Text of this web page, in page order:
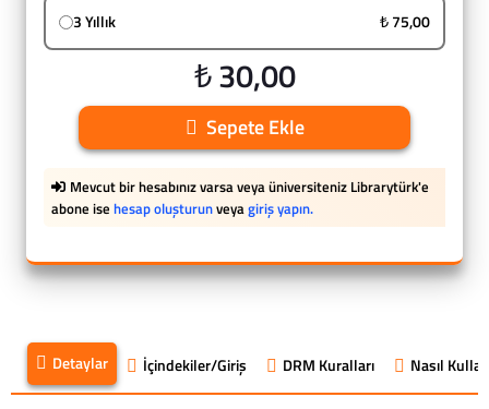
3 Yıllık ₺ 75,00
₺ 30,00
Sepete Ekle
Mevcut bir hesabınız varsa veya üniversiteniz Librarytürk'e
abone ise hesap oluşturunveyagiriş yapın.
Detaylar İçindekiler/Giriş DRM Kuralları Nasıl